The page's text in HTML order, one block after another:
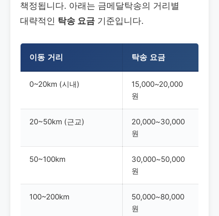
책정됩니다. 아래는 금메달탁송의 거리별
대략적인 탁송 요금 기준입니다.
이동 거리 탁송 요금
0~20km (시내)
15,000~20,000
원
20~50km (근교)
20,000~30,000
원
50~100km
30,000~50,000
원
100~200km
50,000~80,000
원